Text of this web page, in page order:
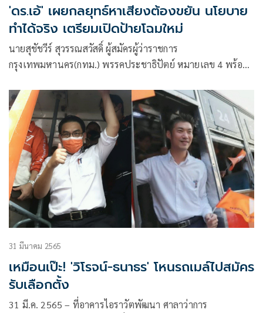
'ดร.เอ้' เผยกลยุทธ์หาเสียงต้องขยัน นโยบาย
ทำได้จริง เตรียมเปิดป้ายโฉมใหม่
นายสุชัชวีร์ สุวรรณสวัสดิ์ ผู้สมัครผู้ว่าราชการ
กรุงเทพมหานคร(กทม.) พรรคประชาธิปัตย์ หมายเลข 4 พร้อม
และนายปริญญ์ พานิชภักดิ์ รองหัวหน้าพรรคฯ
31 มีนาคม 2565
เหมือนเป๊ะ! 'วิโรจน์-ธนาธร' โหนรถเมล์ไปสมัคร
รับเลือกตั้ง
31 มี.ค. 2565 – ที่อาคารไอราวัตพัฒนา ศาลาว่าการ